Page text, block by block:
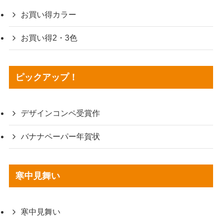
お買い得カラー
お買い得2・3色
ピックアップ！
デザインコンペ受賞作
バナナペーパー年賀状
寒中見舞い
寒中見舞い